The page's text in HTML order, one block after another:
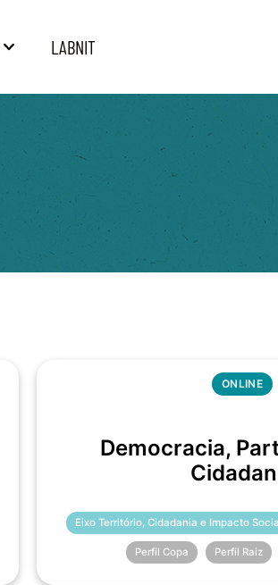
LABNIT
ONLINE
Democracia,
Eixo Território, Cidadania e Impacto
Perfil Copa Perfil Raiz